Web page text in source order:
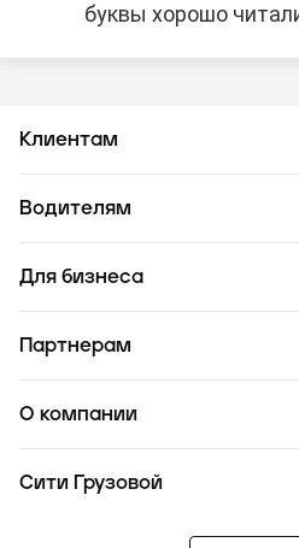
буквы хорошо
Клиентам
Водителям
Для бизнеса
Партнерам
О компании
Сити Грузовой